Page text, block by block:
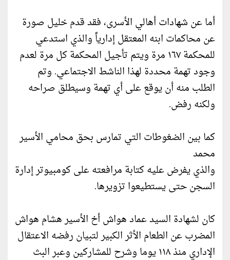
أما عن شهادات أهالي الأسرى، فقد قدم خليل صورة
عن محاكمات ابنه المعتقل إدارياً والذي استدعي
للمحكمة ١٦٧ مرة ويتم تأجيل المحكمة كل مرة لعدم
وجود تهمة محددة لهذا الناشط الاجتماعي. وتم
الطلب منه أن يوقع على أي تهمة وسيطلق صراحه
ولكنه رفض.
كما بين الضغوطات التي تمارس بحق محامي الأسير
محمد
والذي يفرض عليه كتابة مرافعته على كومبيوتر إدارة
السجن حتى يستطيعوا تزويرها.
كان لشهادة السيد عماد هواش أخ الأسير هشام هواش
المضرب عن الطعام الأثر الكبير لتبيان رفضه الاعتقال
الإداري منذ ١١٨ يوما وشرح للمشاركين وعبر البث